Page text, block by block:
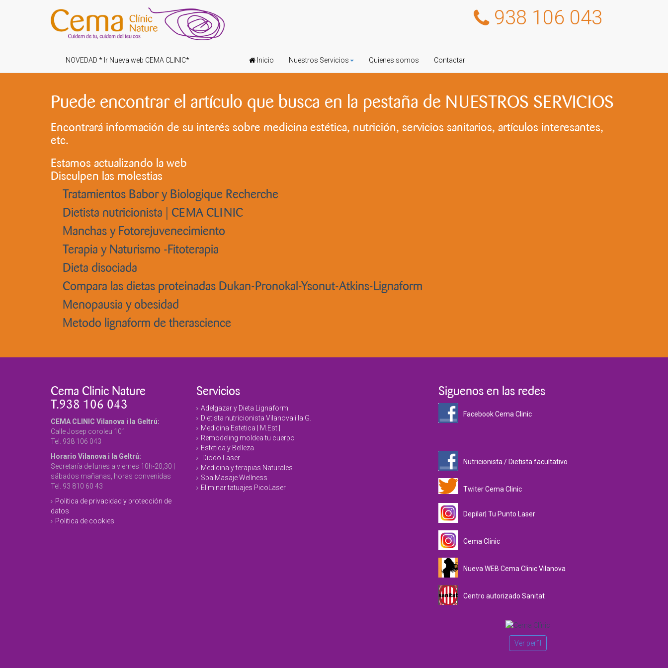
938 106 043
NOVEDAD * Ir Nueva web CEMA CLINIC* Inicio Nuestros Servicios Quienes somos Contactar
Puede encontrar el artículo que busca en la pestaña de NUESTROS SERVICIOS
Encontrará información de su interés sobre medicina estética, nutrición, servicios sanitarios, artículos interesantes,
etc.
Estamos actualizando la web
Disculpen las molestias
Tratamientos Babor y Biologique Recherche
Dietista nutricionista | CEMA CLINIC
Manchas y Fotorejuvenecimiento
Terapia y Naturismo -Fitoterapia
Dieta disociada
Compara las dietas proteinadas Dukan-Pronokal-Ysonut-Atkins-Lignaform
Menopausia y obesidad
Metodo lignaform de therascience
Cema Clinic Nature
T.938 106 043
CEMA CLINIC Vilanova i la Geltrú:
Calle Josep coroleu 101
Tel. 938 106 043
Horario Vilanova i la Geltrú:
Secretaría de lunes a viernes 10h-20,30 |
sábados mañanas, horas convenidas
Tel. 93 810 60 43
Politica de privacidad y protección de
datos
Politica de cookies
Servicios
Adelgazar y Dieta Lignaform
Dietista nutricionista Vilanova i la G.
Medicina Estetica | M.Est |
Remodeling moldea tu cuerpo
Estetica y Belleza
Diodo Laser
Medicina y terapias Naturales
Spa Masaje Wellness
Eliminar tatuajes PicoLaser
Siguenos en las redes
Facebook Cema Clinic
Nutricionista / Dietista facultativo
Twiter Cema Clinic
Depilar| Tu Punto Laser
Cema Clinic
Nueva WEB Cema Clinic Vilanova
Centro autorizado Sanitat
Ver perfil